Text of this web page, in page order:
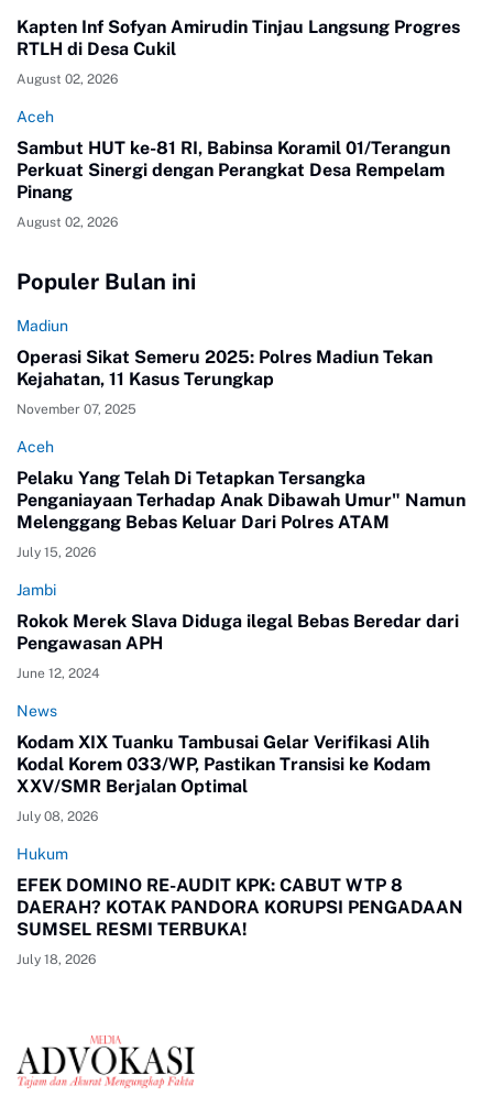
Kapten Inf Sofyan Amirudin Tinjau Langsung Progres
RTLH di Desa Cukil
August 02, 2026
Aceh
Sambut HUT ke-81 RI, Babinsa Koramil 01/Terangun
Perkuat Sinergi dengan Perangkat Desa Rempelam
Pinang
August 02, 2026
Populer Bulan ini
Madiun
Operasi Sikat Semeru 2025: Polres Madiun Tekan
Kejahatan, 11 Kasus Terungkap
November 07, 2025
Aceh
Pelaku Yang Telah Di Tetapkan Tersangka
Penganiayaan Terhadap Anak Dibawah Umur" Namun
Melenggang Bebas Keluar Dari Polres ATAM
July 15, 2026
Jambi
Rokok Merek Slava Diduga ilegal Bebas Beredar dari
Pengawasan APH
June 12, 2024
News
Kodam XIX Tuanku Tambusai Gelar Verifikasi Alih
Kodal Korem 033/WP, Pastikan Transisi ke Kodam
XXV/SMR Berjalan Optimal
July 08, 2026
Hukum
EFEK DOMINO RE-AUDIT KPK: CABUT WTP 8
DAERAH? KOTAK PANDORA KORUPSI PENGADAAN
SUMSEL RESMI TERBUKA!
July 18, 2026